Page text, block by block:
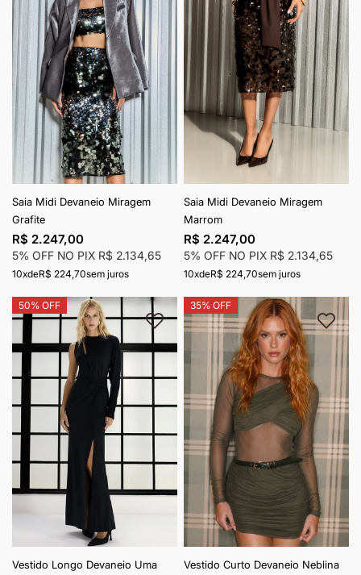
Saia Midi Devaneio Miragem
Grafite
R$ 2.247,00
5% OFF NO PIX R$ 2.134,65
10xdeR$ 224,70sem juros
Saia Midi Devaneio Miragem
Marrom
R$ 2.247,00
5% OFF NO PIX R$ 2.134,65
10xdeR$ 224,70sem juros
50% OFF
Vestido Longo Devaneio Uma
Adicionar à lista de desejos
35% OFF
Vestido Curto Devaneio Neblina